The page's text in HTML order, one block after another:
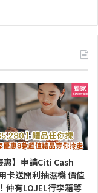
惠】申請Citi Cash
卡送開利抽濕機 價值
仲有LOJEL行李箱等